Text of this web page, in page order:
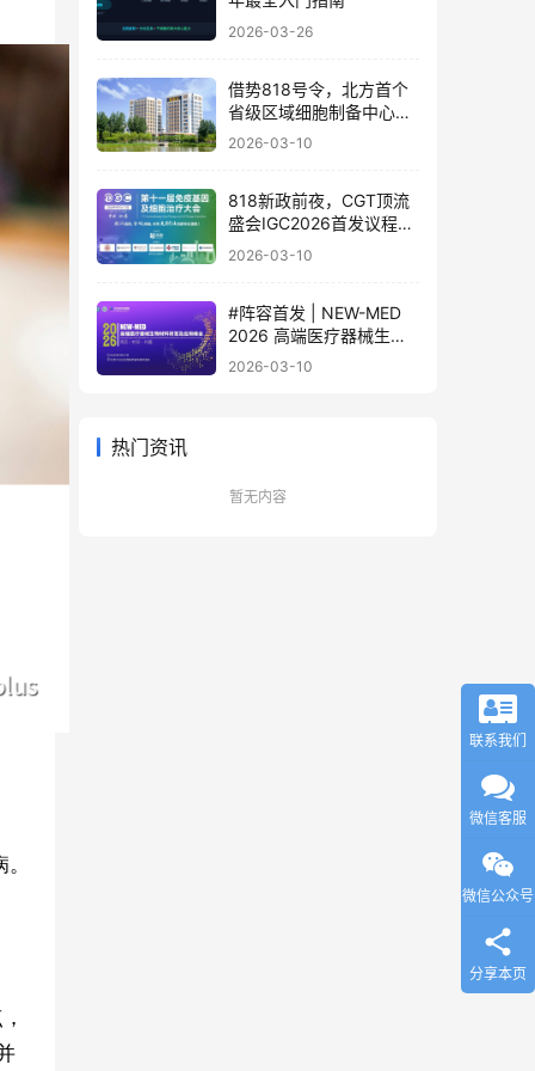
2026-03-26
借势818号令，北方首个
省级区域细胞制备中心落
地
2026-03-10
818新政前夜，CGT顶流
盛会IGC2026首发议程公
布！体内细胞/基因治疗/
决策者4月齐聚北京
2026-03-10
#阵容首发 | NEW-MED
2026 高端医疗器械生物
材料研发及应用峰会 北京
2026-03-10
热门资讯
暂无内容
联系我们
微信客服
微信公众号
分享本页